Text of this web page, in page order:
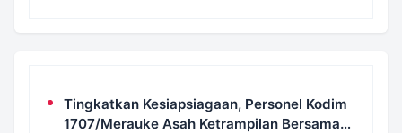
Tingkatkan Kesiapsiagaan, Personel Kodim
1707/Merauke Asah Ketrampilan Bersama